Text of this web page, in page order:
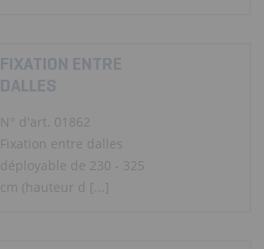
FIXATION ENTRE
DALLES
N° d'art. 01862
Fixation entre dalles
déployable de 230 - 325
cm (hauteur d [...]